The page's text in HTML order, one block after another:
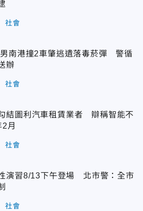
社會
南港撞2車肇逃遺落毒菸彈 警循
辦
社會
結圖利汽車租賃業者 辯稱智能不
月
社會
演習8/13下午登場 北市警：全市
社會